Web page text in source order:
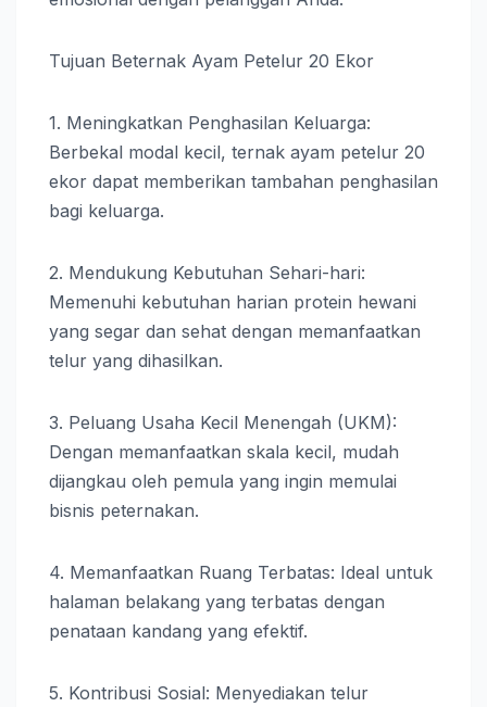
Tujuan Beternak Ayam Petelur 20 Ekor
1. Meningkatkan Penghasilan Keluarga:
Berbekal modal kecil, ternak ayam petelur 20
ekor dapat memberikan tambahan penghasilan
bagi keluarga.
2. Mendukung Kebutuhan Sehari-hari:
Memenuhi kebutuhan harian protein hewani
yang segar dan sehat dengan memanfaatkan
telur yang dihasilkan.
3. Peluang Usaha Kecil Menengah (UKM):
Dengan memanfaatkan skala kecil, mudah
dijangkau oleh pemula yang ingin memulai
bisnis peternakan.
4. Memanfaatkan Ruang Terbatas: Ideal untuk
halaman belakang yang terbatas dengan
penataan kandang yang efektif.
5. Kontribusi Sosial: Menyediakan telur